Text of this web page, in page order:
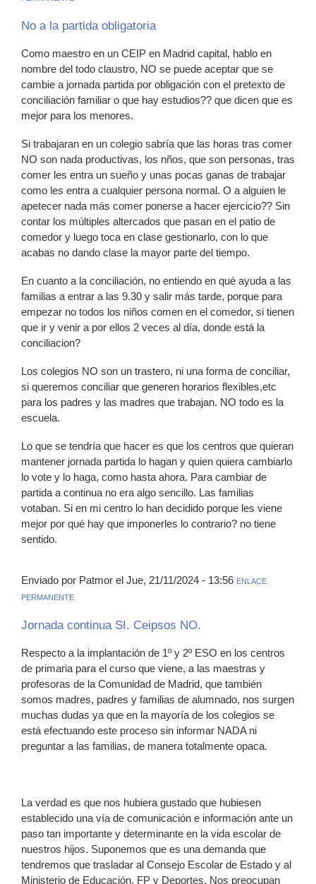
No a la partida obligatoria
Como maestro en un CEIP en Madrid capital, hablo en
nombre del todo claustro, NO se puede aceptar que se
cambie a jornada partida por obligación con el pretexto de
conciliación familiar o que hay estudios?? que dicen que es
mejor para los menores.
Si trabajaran en un colegio sabría que las horas tras comer
NO son nada productivas, los nños, que son personas, tras
comer les entra un sueño y unas pocas ganas de trabajar
como les entra a cualquier persona normal. O a alguien le
apetecer nada más comer ponerse a hacer ejercicio?? Sin
contar los múltiples altercados que pasan en el patio de
comedor y luego toca en clase gestionarlo, con lo que
acabas no dando clase la mayor parte del tiempo.
En cuanto a la conciliación, no entiendo en qué ayuda a las
familias a entrar a las 9.30 y salir más tarde, porque para
empezar no todos los niños comen en el comedor, si tienen
que ir y venir a por ellos 2 veces al día, donde está la
conciliacion?
Los colegios NO son un trastero, ni una forma de conciliar,
si queremos conciliar que generen horarios flexibles,etc
para los padres y las madres que trabajan. NO todo es la
escuela.
Lo que se tendría que hacer es que los centros que quieran
mantener jornada partida lo hagan y quien quiera cambiarlo
lo vote y lo haga, como hasta ahora. Para cambiar de
partida a continua no era algo sencillo. Las familias
votaban. Si en mi centro lo han decidido porque les viene
mejor por qué hay que imponerles lo contrario? no tiene
sentido.
Enviado por Patmor el Jue, 21/11/2024 - 13:56 ENLACE
PERMANENTE
Jornada continua SI. Ceipsos NO.
Respecto a la implantación de 1º y 2º ESO en los centros
de primaria para el curso que viene, a las maestras y
profesoras de la Comunidad de Madrid, que también
somos madres, padres y familias de alumnado, nos surgen
muchas dudas ya que en la mayoría de los colegios se
está efectuando este proceso sin informar NADA ni
preguntar a las familias, de manera totalmente opaca.
La verdad es que nos hubiera gustado que hubiesen
establecido una vía de comunicación e información ante un
paso tan importante y determinante en la vida escolar de
nuestros hijos. Suponemos que es una demanda que
tendremos que trasladar al Consejo Escolar de Estado y al
Ministerio de Educación, FP y Deportes. Nos preocupan